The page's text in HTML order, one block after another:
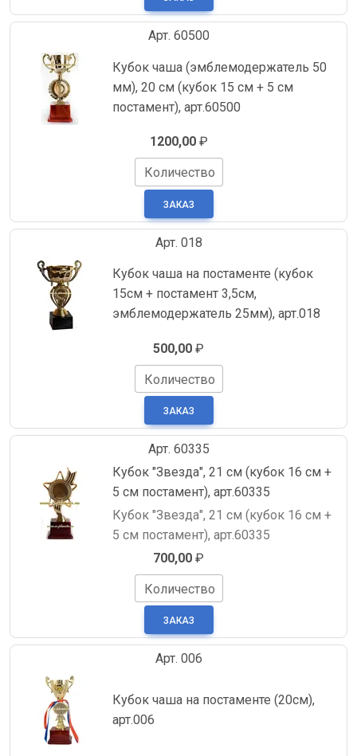
Арт. 60500
Кубок чаша (эмблемодержатель 50
мм), 20 см (кубок 15 см + 5 см
постамент), арт.60500
1200,00₽
Количество
Арт. 018
Кубок чаша на постаменте (кубок
15см + постамент 3,5см,
эмблемодержатель 25мм), арт.018
500,00 ₽
Количество
Арт. 60335
Кубок "Звезда", 21 см (кубок 16 см +
5 см постамент), арт.60335
Кубок "Звезда", 21 см (кубок 16 см +
5 см постамент), арт.60335
700,00 ₽
Количество
Арт. 006
Кубок чаша на постаменте (20см),
арт.006